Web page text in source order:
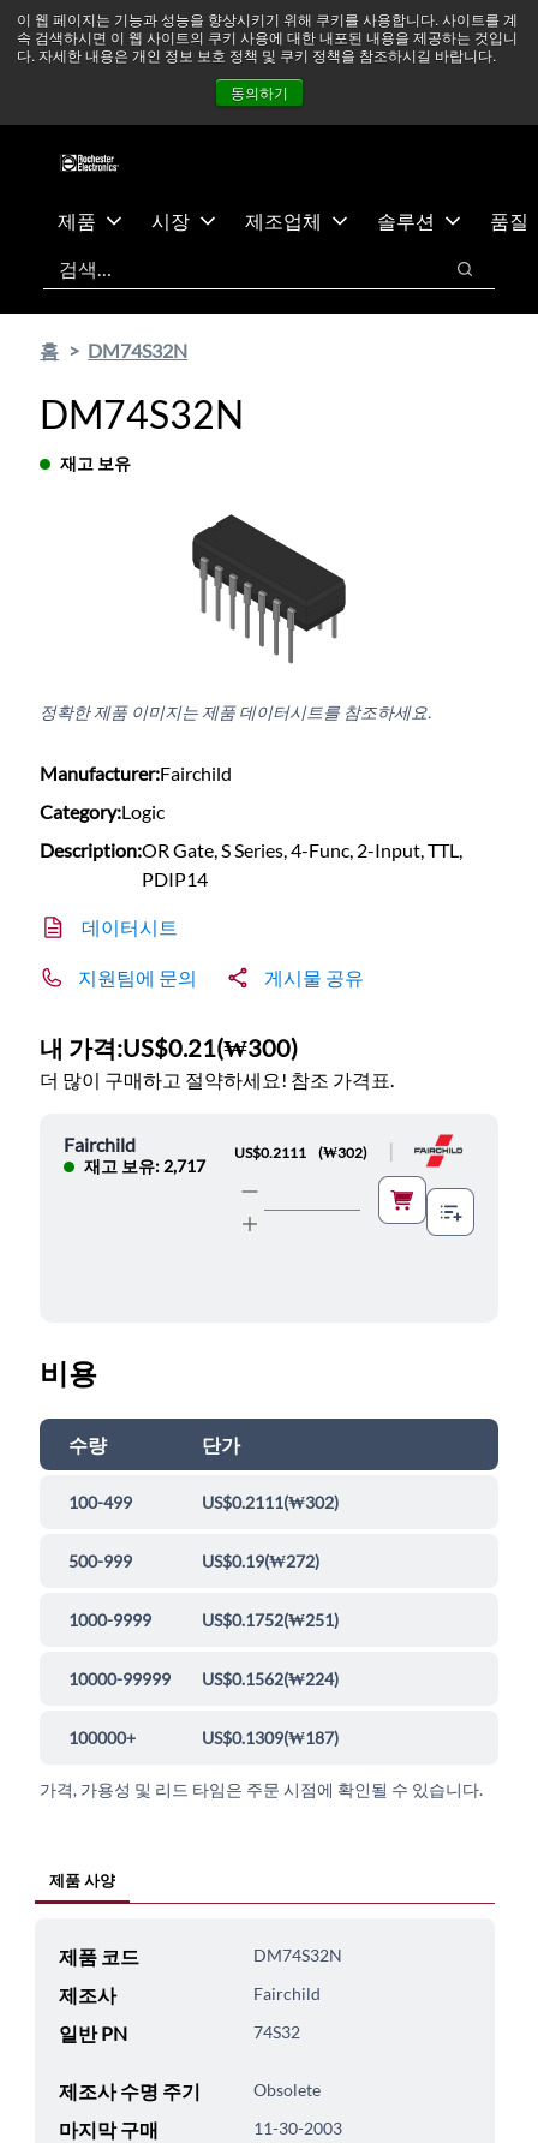
이 웹 페이지는 기능과 성능을 향상시키기 위해 쿠키를 사용합니다. 사이트를 계
속 검색하시면 이 웹 사이트의 쿠키 사용에 대한 내포된 내용을 제공하는 것입니
다. 자세한 내용은 개인 정보 보호 정책 및 쿠키 정책을 참조하시길 바랍니다.
동의하기
츠
건
중동 지역 상황을 지속적으로 주시하고 있으며, 모든 서비스는
정상적으로 운영되고 있습니다. 더 읽어보기 →
뉴스
문의하기
제품 시장 제조업체 솔루션
품질
검색
검색
홈 DM74S32N
DM74S32N
재고 보유
정확한 제품 이미지는 제품 데이터시트를 참조하세요.
Manufacturer:Fairchild
Category:Logic
Description:OR Gate, S Series, 4-Func, 2-Input, TTL,
PDIP14
데이터시트
지원팀에 문의 게시물 공유
내 가격:US$0.21(₩300)
더 많이 구매하고 절약하세요! 참조 가격표.
Fairchild
재고 보유: 2,717
US$0.2111 (₩302)
비용
수량 단가
100-499 US$0.2111(₩302)
500-999 US$0.19(₩272)
1000-9999 US$0.1752(₩251)
10000-99999 US$0.1562(₩224)
100000+ US$0.1309(₩187)
가격, 가용성 및 리드 타임은 주문 시점에 확인될 수 있습니다.
제품 사양
제품 코드 DM74S32N
제조사 Fairchild
일반 PN 74S32
제조사 수명 주기 Obsolete
마지막 구매 11-30-2003